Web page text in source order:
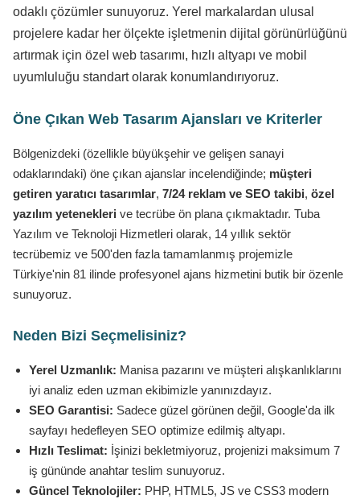
odaklı çözümler sunuyoruz. Yerel markalardan ulusal
projelere kadar her ölçekte işletmenin dijital görünürlüğünü
artırmak için özel web tasarımı, hızlı altyapı ve mobil
uyumluluğu standart olarak konumlandırıyoruz.
Öne Çıkan Web Tasarım Ajansları ve Kriterler
Bölgenizdeki (özellikle büyükşehir ve gelişen sanayi
odaklarındaki) öne çıkan ajanslar incelendiğinde; müşteri
getiren yaratıcı tasarımlar, 7/24 reklam ve SEO takibi, özel
yazılım yetenekleri ve tecrübe ön plana çıkmaktadır. Tuba
Yazılım ve Teknoloji Hizmetleri olarak, 14 yıllık sektör
tecrübemiz ve 500'den fazla tamamlanmış projemizle
Türkiye'nin 81 ilinde profesyonel ajans hizmetini butik bir özenle
sunuyoruz.
Neden Bizi Seçmelisiniz?
Yerel Uzmanlık: Manisa pazarını ve müşteri alışkanlıklarını
iyi analiz eden uzman ekibimizle yanınızdayız.
SEO Garantisi: Sadece güzel görünen değil, Google'da ilk
sayfayı hedefleyen SEO optimize edilmiş altyapı.
Hızlı Teslimat: İşinizi bekletmiyoruz, projenizi maksimum 7
iş gününde anahtar teslim sunuyoruz.
Güncel Teknolojiler: PHP, HTML5, JS ve CSS3 modern